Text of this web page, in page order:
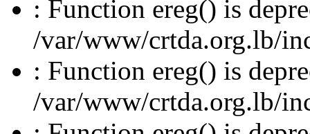
: Function ereg() is
/var/www/crtda.org.lb/
: Function ereg() is
/var/www/crtda.org.lb/